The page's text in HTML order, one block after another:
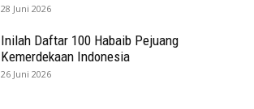
28 Juni 2026
Inilah Daftar 100 Habaib Pejuang
Kemerdekaan Indonesia
26 Juni 2026